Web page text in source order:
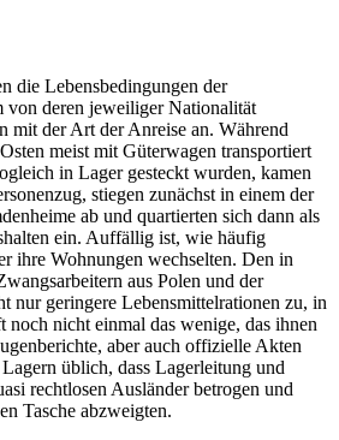
die Lebensbedingungen der
von deren jeweiliger Nationalität
mit der Art der Anreise an. Während
meist mit Güterwagen transportiert
in Lager gesteckt wurden, kamen
stiegen zunächst in einem der
ab und quartierten sich dann als
ein. Auffällig ist, wie häufig
ihre Wohnungen wechselten. Den in
aus Polen und der
nur geringere Lebensmittelrationen zu, in
noch nicht einmal das wenige, das ihnen
aber auch offizielle Akten
üblich, dass Lagerleitung und
rechtlosen Ausländer betrogen und
Tasche abzweigten.